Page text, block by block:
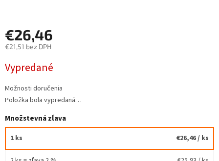
€26,46
€21,51 bez DPH
cena:
Vypredané
Možnosti doručenia
Položka bola vypredaná…
Množstevná zľava
1 ks €26,46/ ks